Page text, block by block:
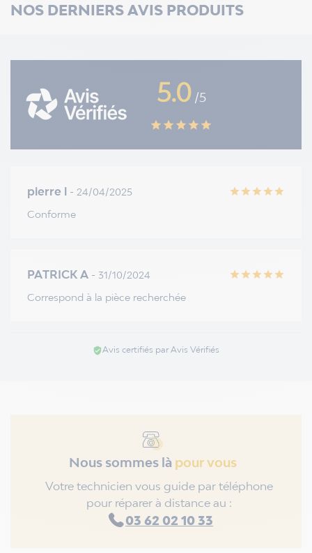
NOS DERNIERS AVIS PRODUITS
5.0 /5
star star star star star
pierre l - 24/04/2025 star star star star star
Conforme
PATRICK A - 31/10/2024 star star star star star
Correspond à la pièce recherchée
verified_userAvis certifiés par Avis Vérifiés
Nous sommes là pour vous
Votre technicien vous guide par téléphone
pour réparer à distance au :
03 62 02 10 33